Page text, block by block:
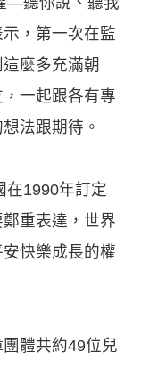
，第一次在監
麼多充滿朝
一起跟各有專
法跟期待。
在1990年訂定
重表達，世界
安快樂成長的權
體共約49位兒